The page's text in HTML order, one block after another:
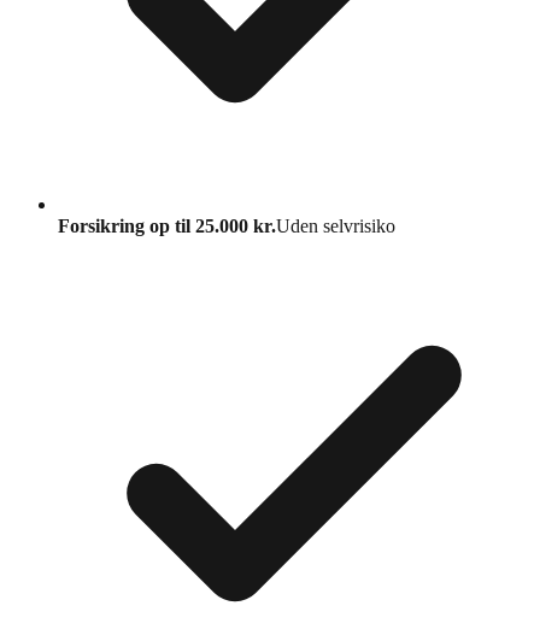
Forsikring op til 25.000 kr.Uden selvrisiko